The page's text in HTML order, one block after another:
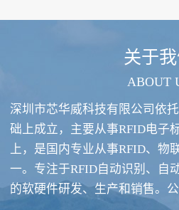
RFID酒类防伪系统方案
关于我
ABOUT
深圳市芯华威科技有限公司依
础上成立，主要从事RFID电子
上，是国内专业从事RFID、物
一。专注于RFID自动识别、自
的软硬件研发、生产和销售。